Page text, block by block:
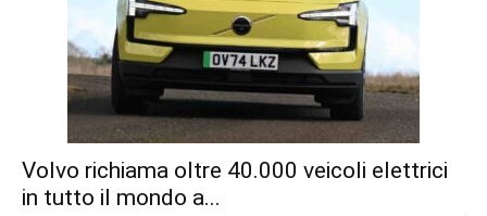
Volvo richiama oltre 40.000 veicoli elettrici
in tutto il mondo a...